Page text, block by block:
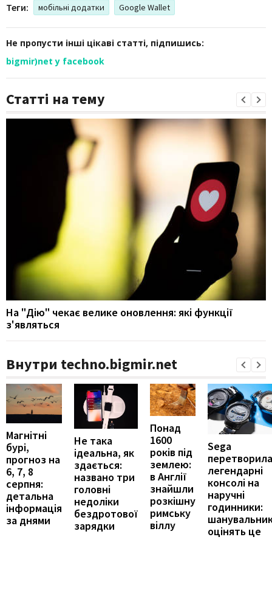
Теги: мобільні додатки Google Wallet
Не пропусти інші цікаві статті, підпишись:
bigmir)net у facebook
Статті на тему
На "Дію" чекає велике оновлення: які функції
з'являться
Внутри techno.bigmir.net
Магнітні
бурі,
прогноз на
6, 7, 8
серпня:
детальна
інформація
за днями
Не така
ідеальна, як
здається:
названо три
головні
недоліки
бездротової
зарядки
Понад
1600
років під
землею:
в Англії
знайшли
розкішну
римську
віллу
Sega
перетворила
легендарні
консолі на
наручні
годинники:
оцінять це